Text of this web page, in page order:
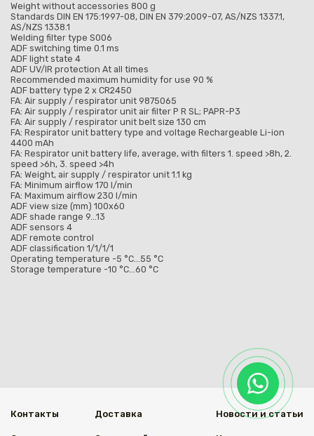
Weight without accessories 800 g
Standards DIN EN 175:1997-08, DIN EN 379:2009-07, AS/NZS 1337.1,
AS/NZS 1338.1
Welding filter type S006
ADF switching time 0.1 ms
ADF light state 4
ADF UV/IR protection At all times
Recommended maximum humidity for use 90 %
ADF battery type 2 x CR2450
FA: Air supply / respirator unit 9875065
FA: Air supply / respirator unit air filter P R SL; PAPR-P3
FA: Air supply / respirator unit belt size 130 cm
FA: Respirator unit battery type and voltage Rechargeable Li-ion
4400 mAh
FA: Respirator unit battery life, average, with filters 1. speed >8h, 2.
speed >6h, 3. speed >4h
FA: Weight, air supply / respirator unit 1.1 kg
FA: Minimum airflow 170 l/min
FA: Maximum airflow 230 l/min
ADF view size (mm) 100x60
ADF shade range 9...13
ADF sensors 4
ADF remote control
ADF classification 1/1/1/1
Operating temperature -5 °C...55 °C
Storage temperature -10 °C...60 °C
Контакты Доставка Новости и статьи